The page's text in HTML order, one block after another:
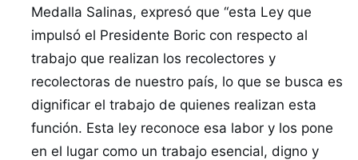
Medalla Salinas, expresó que “esta Ley que
impulsó el Presidente Boric con respecto al
trabajo que realizan los recolectores y
recolectoras de nuestro país, lo que se busca es
dignificar el trabajo de quienes realizan esta
función. Esta ley reconoce esa labor y los pone
en el lugar como un trabajo esencial, digno y